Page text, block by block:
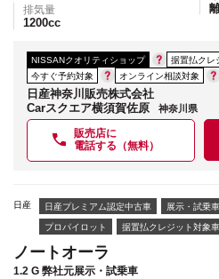
排気量
1200cc
NISSANクオリティショップ
据置払クレ
今すぐ予約対象
オンライン相談対象
日産神奈川販売株式会社
Carスクエア横須賀佐原
神奈川県
販売店に
電話する（無料）
日産 日産プレミアム認定中古車 展示・試乗車
プロパイロット 据置払クレジット対象車
ノートオーラ
1.2 G 弊社元展示・試乗車